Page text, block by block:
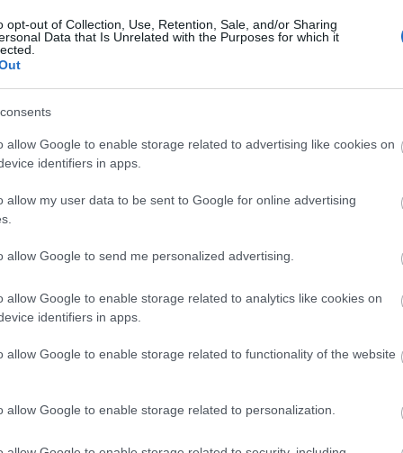
opt-out of Collection, Use, Retention, Sale, and/or Sharing
Data that Is Unrelated with the Purposes for which it
allow Google to enable storage related to advertising like cookies on
identifiers in apps.
allow my user data to be sent to Google for online advertising
allow Google to send me personalized advertising.
allow Google to enable storage related to analytics like cookies on
identifiers in apps.
allow Google to enable storage related to functionality of the website
allow Google to enable storage related to personalization.
ezzel, persze megértem, hogy a dolgozó
sok volt!
hogy igaz speciális eset vagyok, de 40
mindenkire figyelni, és ha ez nem felel
A felmondási lehetőséget akkor mondta,
e az, hogy én beküldöm az OEP-nem a
megkaphassam a bért, és minél
kiutalt munkabért.
engedélyezte(mivel ha munkaügyi ellenőrzést
az OEP-hez
hogy miért ne vihetném be, adnak erről
ha kimegy hozzá egy munkaügyi
álláspontját, és elfogadtam.
vagy továbbra is együttműködöm
Geci:
miatt
blog
Utolsó